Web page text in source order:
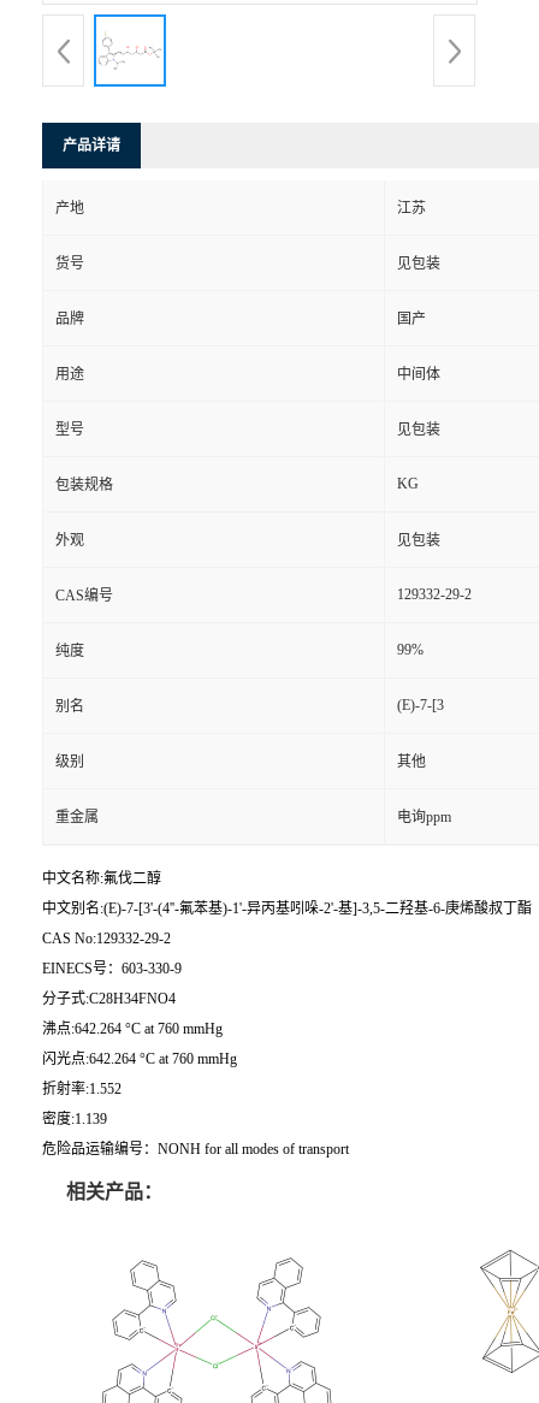
产品详请
产地 江苏
货号 见包装
品牌 国产
用途 中间体
型号 见包装
包装规格 KG
外观 见包装
CAS编号 129332-29-2
纯度 99%
别名 (E)-7-[3
级别 其他
重金属 电询ppm
中文名称:氟伐二醇
中文别名:(E)-7-[3'-(4''-氟苯基)-1'-异丙基吲哚-2'-基]-3,5-二羟基-6-庚烯酸叔丁酯
CAS No:129332-29-2
EINECS号：603-330-9
分子式:C28H34FNO4
沸点:642.264 °C at 760 mmHg
闪光点:642.264 °C at 760 mmHg
折射率:1.552
密度:1.139
危险品运输编号：NONH for all modes of transport
相关产品：